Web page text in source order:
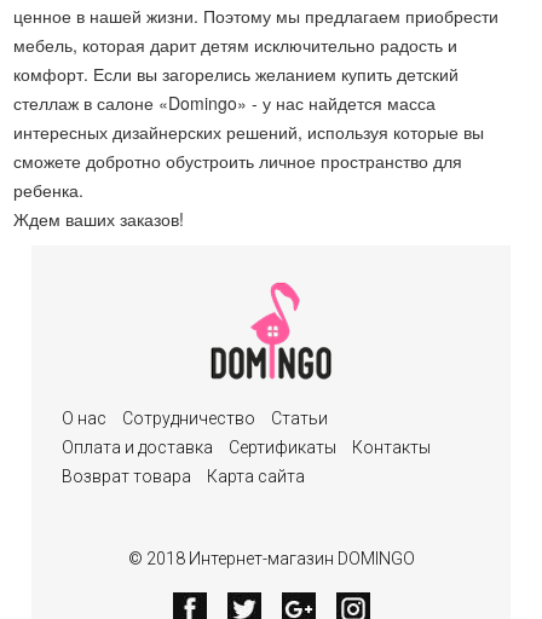
ценное в нашей жизни. Поэтому мы предлагаем приобрести
мебель, которая дарит детям исключительно радость и
комфорт. Если вы загорелись желанием купить детский
стеллаж в салоне «Domingo» - у нас найдется масса
интересных дизайнерских решений, используя которые вы
сможете добротно обустроить личное пространство для
ребенка.
Ждем ваших заказов!
О нас Сотрудничество
Статьи
Оплата и доставка
Сертификаты
Контакты
Возврат товара
Карта сайта
© 2018 Интернет-магазин DOMINGO